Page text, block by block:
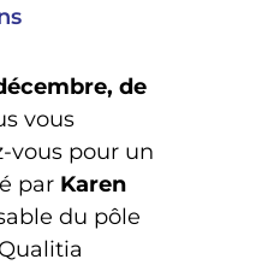
de
vous
vous pour un
par Karen
du pôle